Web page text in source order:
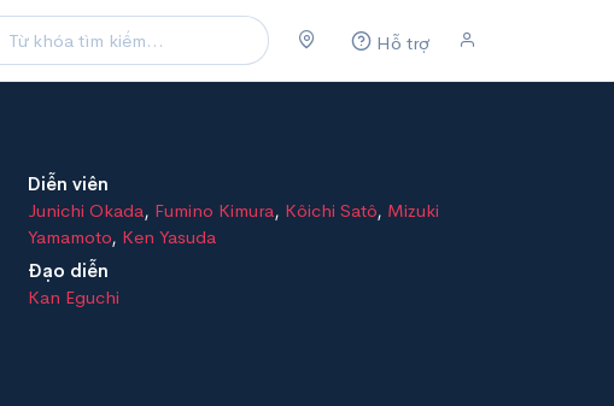
Hỗ trợ
Diễn viên
Junichi Okada, Fumino Kimura, Kôichi Satô, Mizuki
Yamamoto, Ken Yasuda
Đạo diễn
Kan Eguchi